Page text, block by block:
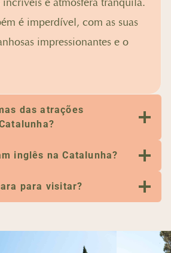
é imperdível, com as suas
impressionantes e o
das atrações
inglês na Catalunha?
para visitar?